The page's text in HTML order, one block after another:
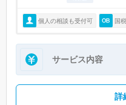
個人の相談も受付可 国
サービス内容
詳